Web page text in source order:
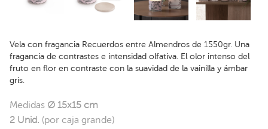
Vela con fragancia Recuerdos entre Almendros de 1550gr. Una
fragancia de contrastes e intensidad olfativa. El olor intenso del
fruto en flor en contraste con la suavidad de la vainilla y ámbar
gris.
Medidas Ø 15x15 cm
2 Unid. (por caja grande)